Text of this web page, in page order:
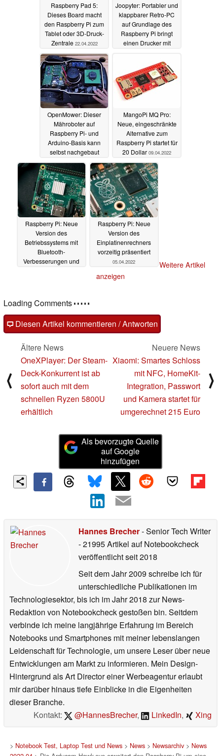
Raspberry Pad 5:
Dieses Board macht
den Raspberry Pi zum
Tablet oder 3D-Druck-
Zentrale 22.04.2022
Joopyter: Portabler und
klappbarer Retro-PC
auf Grundlage des
Raspberry Pi bringt
einen Drucker mit
OpenMower: Dieser
Mähroboter auf
Raspberry Pi- und
Arduino-Basis kann
selbst nachgebaut
werden09.04.2022
MangoPi MQ Pro:
Neue, eingeschränkte
Alternative zum
Raspberry Pi startet für
20 Dollar 09.04.2022
Raspberry Pi: Neue
Version des
Betriebssystems mit
Bluetooth-
Verbesserungen und
Raspberry Pi: Neue
Version des
Einplatinenrechners
vorzeitig präsentiert
05.04.2022
Weitere Artikel
anzeigen
Loading Comments
Diesen Artikel kommentieren / Antworten
⟨
Ältere News
OneXPlayer: Der Steam-
Deck-Konkurrent ist ab
sofort auch mit dem
schnellen Ryzen 5800U
erhältlich
Neuere News
Xiaomi: Smartes Schloss
mit NFC, HomeKit-
Integration, Passwort
und Kamera startet für
umgerechnet 215 Euro
⟩
Als bevorzugte Quelle
auf Google
hinzufügen
Hannes Brecher- Senior Tech Writer
- 21995 Artikel auf Notebookcheck
veröffentlichtseit 2018
Seit dem Jahr 2009 schreibe ich für
unterschiedliche Publikationen im
Technologiesektor, bis ich im Jahr 2018 zur News-
Redaktion von Notebookcheck gestoßen bin. Seitdem
verbinde ich meine langjährige Erfahrung im Bereich
Notebooks und Smartphones mit meiner lebenslangen
Leidenschaft für Technologie, um unsere Leser über neue
Entwicklungen am Markt zu informieren. Mein Design-
Hintergrund als Art Director einer Werbeagentur erlaubt
mir darüber hinaus tiefe Einblicke in die Eigenheiten
dieser Branche.
Kontakt:
@HannesBrecher, LinkedIn, Xing
> Notebook Test, Laptop Test und News> News> Newsarchiv> News